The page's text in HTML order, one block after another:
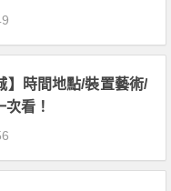
】時間地點/裝置藝術/
看！